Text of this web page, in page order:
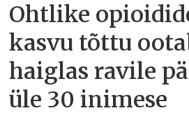
Ohtlike
kasvu tõttu
haiglas ravile
üle 30 inimese